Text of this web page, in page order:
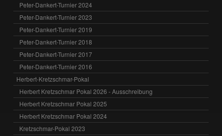
Peter-Dankert-Turnier 2024
Peter-Dankert-Turnier 2023
Peter-Dankert-Turnier 2019
Peter-Dankert-Turnier 2018
Peter-Dankert-Turnier 2017
Peter-Dankert-Turnier 2016
Herbert-Kretzschmar-Pokal
Herbert Kretzschmar Pokal 2026 - Ausschreibung
Herbert Kretzschmar Pokal 2025
Herbert Kretzschmar Pokal 2024
Kretzschmar-Pokal 2023